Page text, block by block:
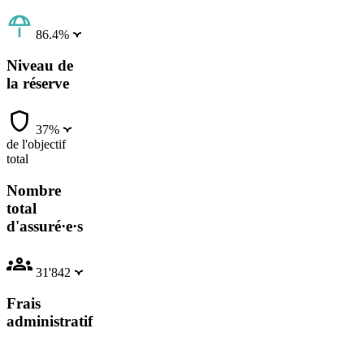
86.4%
Niveau de
la réserve
37%
de l'objectif
total
Nombre
total
d'assuré·e·s
31'842
Frais
administratif